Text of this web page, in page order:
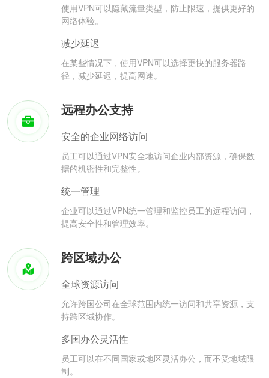
使用VPN可以隐藏流量类型，防止限速，提供更好的
网络体验。
减少延迟
在某些情况下，使用VPN可以选择更快的服务器路
径，减少延迟，提高网速。
远程办公支持
安全的企业网络访问
员工可以通过VPN安全地访问企业内部资源，确保数
据的机密性和完整性。
统一管理
企业可以通过VPN统一管理和监控员工的远程访问，
提高安全性和管理效率。
跨区域办公
全球资源访问
允许跨国公司在全球范围内统一访问和共享资源，支
持跨区域协作。
多国办公灵活性
员工可以在不同国家或地区灵活办公，而不受地域限
制。